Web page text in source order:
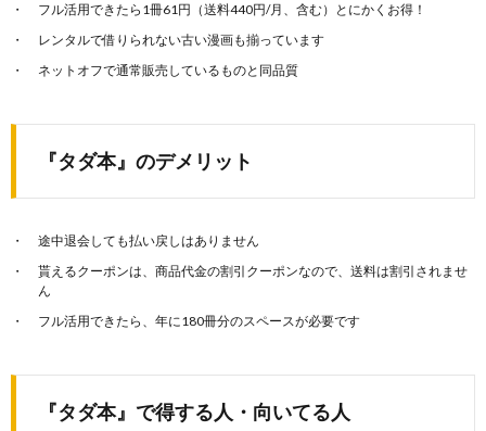
フル活用できたら1冊61円（送料440円/月、含む）とにかくお得！
レンタルで借りられない古い漫画も揃っています
ネットオフで通常販売しているものと同品質
『タダ本』のデメリット
途中退会しても払い戻しはありません
貰えるクーポンは、商品代金の割引クーポンなので、送料は割引されませ
ん
フル活用できたら、年に180冊分のスペースが必要です
『タダ本』で得する人・向いてる人